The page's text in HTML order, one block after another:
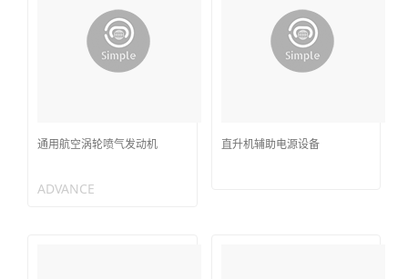
通用航空涡轮喷气发动机
ADVANCE
直升机辅助电源设备